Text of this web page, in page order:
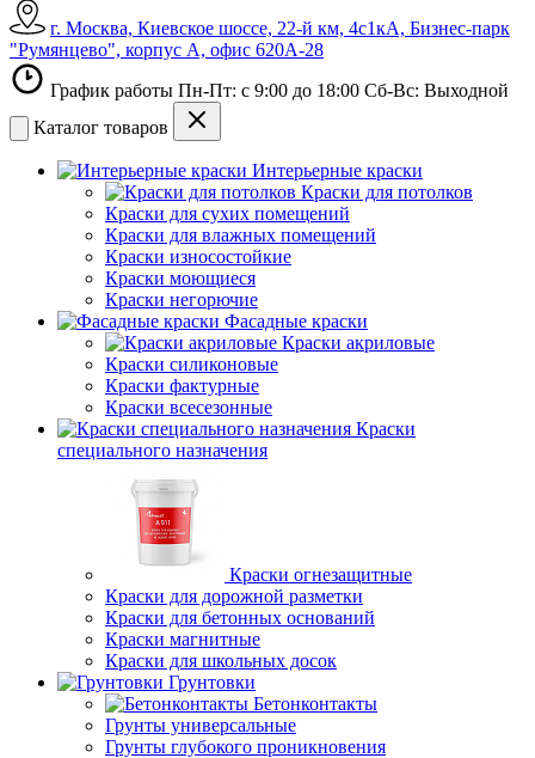
г. Москва, Киевское шоссе, 22-й км, 4с1кА, Бизнес-парк
"Румянцево", корпус А, офис 620А-28
График работы Пн-Пт: с 9:00 до 18:00 Сб-Вс: Выходной
Каталог товаров
Интерьерные краски
Краски для потолков
Краски для сухих помещений
Краски для влажных помещений
Краски износостойкие
Краски моющиеся
Краски негорючие
Фасадные краски
Краски акриловые
Краски силиконовые
Краски фактурные
Краски всесезонные
Краски
специального назначения
Краски огнезащитные
Краски для дорожной разметки
Краски для бетонных оснований
Краски магнитные
Краски для школьных досок
Грунтовки
Бетонконтакты
Грунты универсальные
Грунты глубокого проникновения